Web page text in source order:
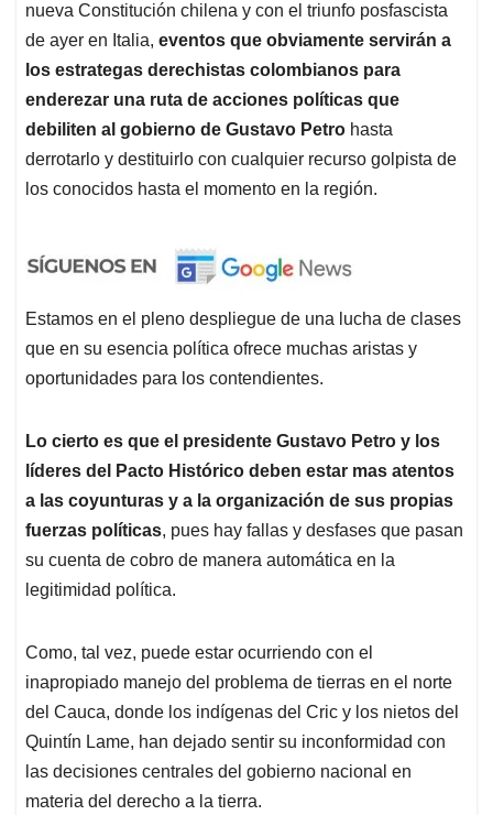
nueva Constitución chilena y con el triunfo posfascista
de ayer en Italia, eventos que obviamente servirán a
los estrategas derechistas colombianos para
enderezar una ruta de acciones políticas que
debiliten al gobierno de Gustavo Petro hasta
derrotarlo y destituirlo con cualquier recurso golpista de
los conocidos hasta el momento en la región.
Estamos en el pleno despliegue de una lucha de clases
que en su esencia política ofrece muchas aristas y
oportunidades para los contendientes.
Lo cierto es que el presidente Gustavo Petro y los
líderes del Pacto Histórico deben estar mas atentos
a las coyunturas y a la organización de sus propias
fuerzas políticas, pues hay fallas y desfases que pasan
su cuenta de cobro de manera automática en la
legitimidad política.
Como, tal vez, puede estar ocurriendo con el
inapropiado manejo del problema de tierras en el norte
del Cauca, donde los indígenas del Cric y los nietos del
Quintín Lame, han dejado sentir su inconformidad con
las decisiones centrales del gobierno nacional en
materia del derecho a la tierra.